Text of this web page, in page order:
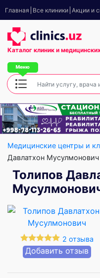
Главная Все клиники Акции и
Каталог клиник и
Медицинские центры и
Давлатхон Мусулмонович
Толипов
2 отзыва
Добавить отзыв